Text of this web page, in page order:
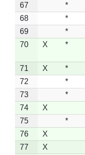
67
*
68
*
69
*
70
X *
71 X *
72
*
73
*
74
X
75
*
76
X
77
X